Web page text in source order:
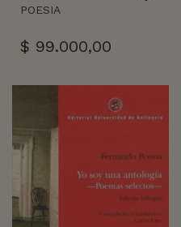
POESIA
$ 99.000,00